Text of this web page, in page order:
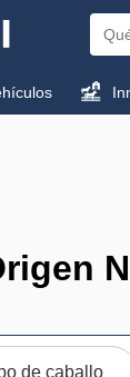
de caballo